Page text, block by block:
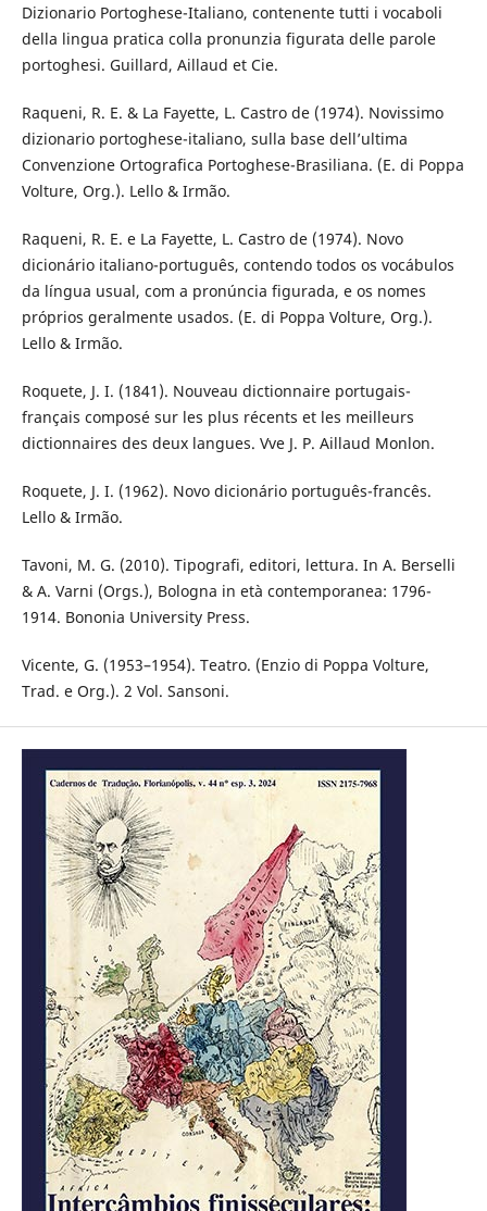
Dizionario Portoghese-Italiano, contenente tutti i vocaboli
della lingua pratica colla pronunzia figurata delle parole
portoghesi. Guillard, Aillaud et Cie.
Raqueni, R. E. & La Fayette, L. Castro de (1974). Novissimo
dizionario portoghese-italiano, sulla base dell’ultima
Convenzione Ortografica Portoghese-Brasiliana. (E. di Poppa
Volture, Org.). Lello & Irmão.
Raqueni, R. E. e La Fayette, L. Castro de (1974). Novo
dicionário italiano-português, contendo todos os vocábulos
da língua usual, com a pronúncia figurada, e os nomes
próprios geralmente usados. (E. di Poppa Volture, Org.).
Lello & Irmão.
Roquete, J. I. (1841). Nouveau dictionnaire portugais-
français composé sur les plus récents et les meilleurs
dictionnaires des deux langues. Vve J. P. Aillaud Monlon.
Roquete, J. I. (1962). Novo dicionário português-francês.
Lello & Irmão.
Tavoni, M. G. (2010). Tipografi, editori, lettura. In A. Berselli
& A. Varni (Orgs.), Bologna in età contemporanea: 1796-
1914. Bononia University Press.
Vicente, G. (1953–1954). Teatro. (Enzio di Poppa Volture,
Trad. e Org.). 2 Vol. Sansoni.